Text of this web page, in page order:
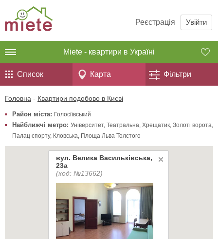
Реєстрація Увійти
Miete - квартири в Україні
Список Карта Фільтри
Головна - Квартири подобово в Києві
Район міста: Голосіївський
Найближчі метро: Університет, Театральна, Хрещатик, Золоті ворота,
Палац спорту, Кловська, Площа Льва Толстого
вул. Велика Васильківська,
23а
(код: №13662)